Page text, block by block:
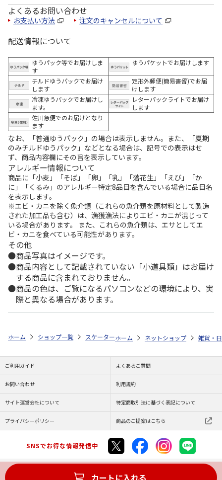
よくあるお問い合わせ
お支払い方法 注文のキャンセルについて
配送情報について
ゆうパック等でお届けしま
す
ゆうパケットでお届けします
チルドゆうパックでお届け
します
定形外郵便(簡易書留)でお届
けします
冷凍ゆうパックでお届けし
ます。
レターパックライトでお届け
します
佐川急便でのお届けとなり
ます
なお、「普通ゆうパック」の場合は表示しません。また、「夏期
のみチルドゆうパック」などとなる場合は、記号での表示はせ
ず、商品内容欄にその旨を表示しています。
アレルギー情報について
商品に「小麦」「そば」「卵」「乳」「落花生」「えび」「か
に」「くるみ」のアレルギー特定8品目を含んでいる場合に品目名
を表示します。
※エビ・カニを除く魚介類（これらの魚介類を原材料として製造
された加工品も含む）は、漁獲漁法によりエビ・カニが混じって
いる場合があります。 また、これらの魚介類は、エサとしてエ
ビ・カニを食べている可能性があります。
その他
商品写真はイメージです。
商品内容として記載されていない「小道具類」はお届け
する商品に含まれておりません。
商品の色は、ご覧になるパソコンなどの環境により、実
際と異なる場合があります。
カートに入れる
ホーム ショップ一覧 スケーター コップ袋 マイメロディ ビッグリボ
ホーム ネットショップ 雑貨・
ご利用ガイド よくあるご質問
お問い合わせ 利用規約
サイト運営会社について 特定商取引法に基づく表記について
プライバシーポリシー 商品のご提案はこちら
SNSでお得な情報発信中